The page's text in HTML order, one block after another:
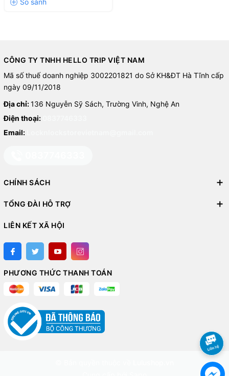
CÔNG TY TNHH HELLO TRIP VIỆT NAM
Mã số thuế doanh nghiệp 3002201821 do Sở KH&ĐT Hà Tĩnh cấp
ngày 09/11/2018
Địa chỉ:136 Nguyễn Sỹ Sách, Trường Vinh, Nghệ An
Điện thoại:
Email:
CHÍNH SÁCH
TỔNG ĐÀI HỖ TRỢ
LIÊN KẾT XÃ HỘI
PHƯƠNG THỨC THANH TOÁN